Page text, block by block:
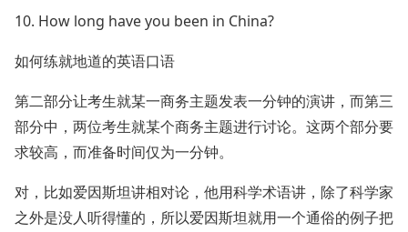
10. How long have you been in China?
如何练就地道的英语口语
第二部分让考生就某一商务主题发表一分钟的演讲，而第三
部分中，两位考生就某个商务主题进行讨论。这两个部分要
求较高，而准备时间仅为一分钟。
对，比如爱因斯坦讲相对论，他用科学术语讲，除了科学家
之外是没人听得懂的，所以爱因斯坦就用一个通俗的例子把